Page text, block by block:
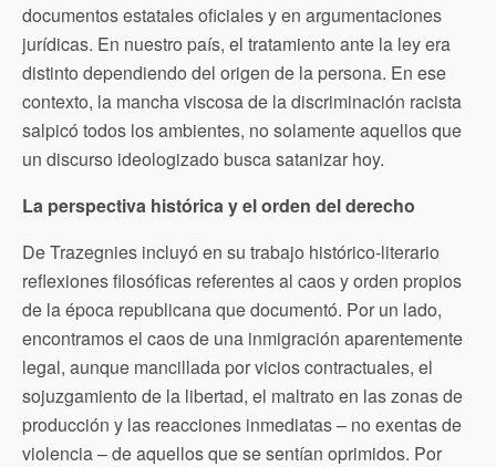
documentos estatales oficiales y en argumentaciones
jurídicas. En nuestro país, el tratamiento ante la ley era
distinto dependiendo del origen de la persona. En ese
contexto, la mancha viscosa de la discriminación racista
salpicó todos los ambientes, no solamente aquellos que
un discurso ideologizado busca satanizar hoy.
La perspectiva histórica y el orden del derecho
De Trazegnies incluyó en su trabajo histórico-literario
reflexiones filosóficas referentes al caos y orden propios
de la época republicana que documentó. Por un lado,
encontramos el caos de una inmigración aparentemente
legal, aunque mancillada por vicios contractuales, el
sojuzgamiento de la libertad, el maltrato en las zonas de
producción y las reacciones inmediatas – no exentas de
violencia – de aquellos que se sentían oprimidos. Por